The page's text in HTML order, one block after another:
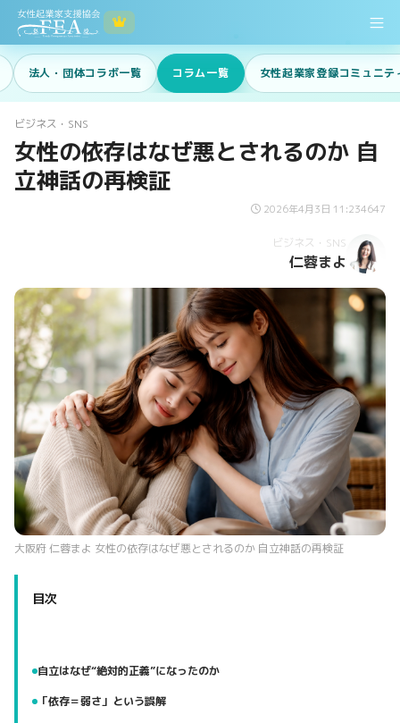
法人・団体コラボ一覧 コラム一覧 女性起業家登録コミュニテ
ビジネス・SNS
女性の依存はなぜ悪とされるのか 自
立神話の再検証
2026年4月3日 11:234647
ビジネス・SNS
仁蓉まよ
大阪府 仁蓉まよ 女性の依存はなぜ悪とされるのか 自立神話の再検証
目次
自立はなぜ“絶対的正義”になったのか
「依存＝弱さ」という誤解